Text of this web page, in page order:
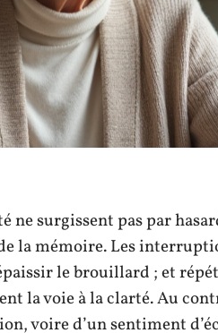
surgissent pas par
la mémoire. Les
le brouillard ; et
la voie à la clarté. Au
voire d’un sentiment